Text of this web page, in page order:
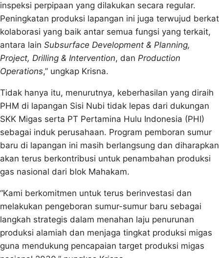
inspeksi perpipaan yang dilakukan secara regular.
Peningkatan produksi lapangan ini juga terwujud berkat
kolaborasi yang baik antar semua fungsi yang terkait,
antara lain Subsurface Development & Planning,
Project, Drilling & Intervention, dan Production
Operations,” ungkap Krisna.
Tidak hanya itu, menurutnya, keberhasilan yang diraih
PHM di lapangan Sisi Nubi tidak lepas dari dukungan
SKK Migas serta PT Pertamina Hulu Indonesia (PHI)
sebagai induk perusahaan. Program pemboran sumur
baru di lapangan ini masih berlangsung dan diharapkan
akan terus berkontribusi untuk penambahan produksi
gas nasional dari blok Mahakam.
“Kami berkomitmen untuk terus berinvestasi dan
melakukan pengeboran sumur-sumur baru sebagai
langkah strategis dalam menahan laju penurunan
produksi alamiah dan menjaga tingkat produksi migas
guna mendukung pencapaian target produksi migas